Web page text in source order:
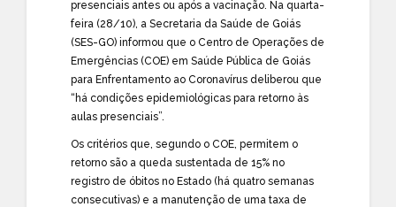
presenciais antes ou após a vacinação. Na quarta-
feira (28/10), a Secretaria da Saúde de Goiás
(SES-GO) informou que o Centro de Operações de
Emergências (COE) em Saúde Pública de Goiás
para Enfrentamento ao Coronavírus deliberou que
“há condições epidemiológicas para retorno às
aulas presenciais”.
Os critérios que, segundo o COE, permitem o
retorno são a queda sustentada de 15% no
registro de óbitos no Estado (há quatro semanas
consecutivas) e a manutenção de uma taxa de